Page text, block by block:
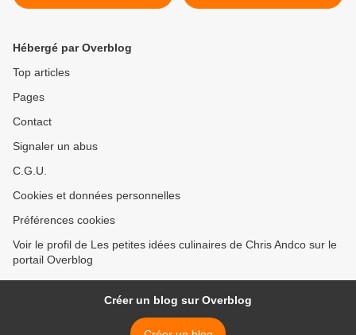
Hébergé par Overblog
Top articles
Pages
Contact
Signaler un abus
C.G.U.
Cookies et données personnelles
Préférences cookies
Voir le profil de Les petites idées culinaires de Chris Andco sur le
portail Overblog
Créer un blog sur Overblog